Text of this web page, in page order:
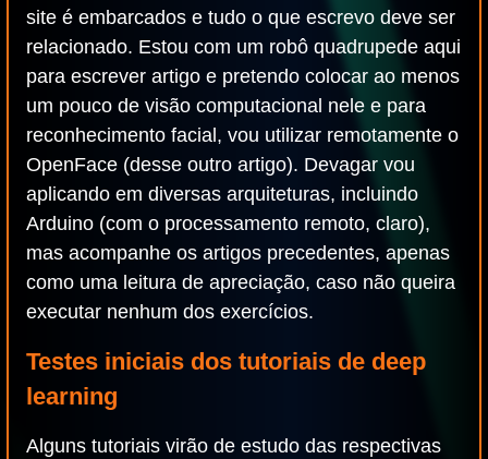
site é embarcados e tudo o que escrevo deve ser
relacionado. Estou com um robô quadrupede aqui
para escrever artigo e pretendo colocar ao menos
um pouco de visão computacional nele e para
reconhecimento facial, vou utilizar remotamente o
OpenFace (desse outro artigo). Devagar vou
aplicando em diversas arquiteturas, incluindo
Arduino (com o processamento remoto, claro),
mas acompanhe os artigos precedentes, apenas
como uma leitura de apreciação, caso não queira
executar nenhum dos exercícios.
Testes iniciais dos tutoriais de deep
learning
Alguns tutoriais virão de estudo das respectivas